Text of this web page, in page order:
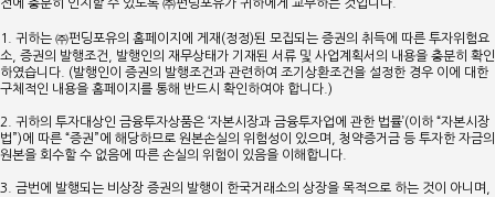
전에 충분히 인지할 수 있도록 ㈜펀딩포유가 귀하에게 교부하는 것입니다.
1. 귀하는 ㈜펀딩포유의 홈페이지에 게재(정정)된 모집되는 증권의 취득에 따른 투자위험요
소, 증권의 발행조건, 발행인의 재무상태가 기재된 서류 및 사업계획서의 내용을 충분히 확인
하였습니다. (발행인이 증권의 발행조건과 관련하여 조기상환조건을 설정한 경우 이에 대한
구체적인 내용을 홈페이지를 통해 반드시 확인하여야 합니다.)
2. 귀하의 투자대상인 금융투자상품은 ‘자본시장과 금융투자업에 관한 법률’(이하 “자본시장
법”)에 따른 “증권”에 해당하므로 원본손실의 위험성이 있으며, 청약증거금 등 투자한 자금의
원본을 회수할 수 없음에 따른 손실의 위험이 있음을 이해합니다.
3. 금번에 발행되는 비상장 증권의 발행이 한국거래소의 상장을 목적으로 하는 것이 아니며,